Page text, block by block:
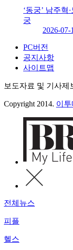
‘동궁’ 남주
궁
2026-07-
PC버전
공지사항
사이트맵
보도자료 및 기사제
Copyright 2014. 이투
전체뉴스
피플
헬스